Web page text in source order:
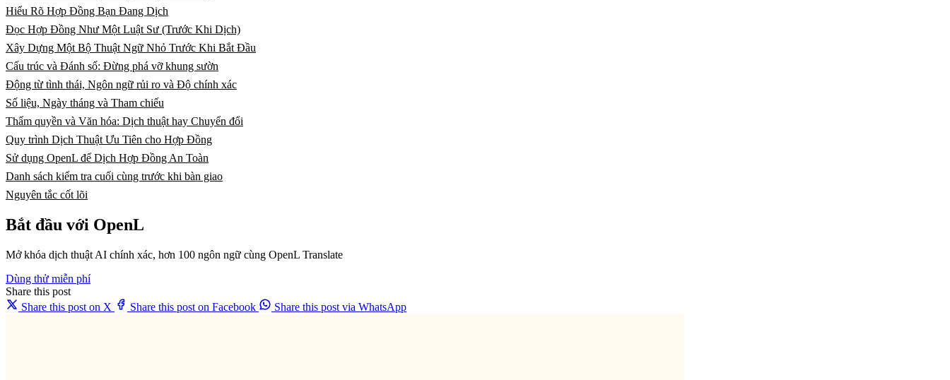
Hiểu Rõ Hợp Đồng Bạn Đang Dịch
Đọc Hợp Đồng Như Một Luật Sư (Trước Khi Dịch)
Xây Dựng Một Bộ Thuật Ngữ Nhỏ Trước Khi Bắt Đầu
Cấu trúc và Đánh số: Đừng phá vỡ khung sườn
Động từ tình thái, Ngôn ngữ rủi ro và Độ chính xác
Số liệu, Ngày tháng và Tham chiếu
Thẩm quyền và Văn hóa: Dịch thuật hay Chuyển đổi
Quy trình Dịch Thuật Ưu Tiên cho Hợp Đồng
Sử dụng OpenL để Dịch Hợp Đồng An Toàn
Danh sách kiểm tra cuối cùng trước khi bàn giao
Nguyên tắc cốt lõi
Bắt đầu với OpenL
Mở khóa dịch thuật AI chính xác, hơn 100 ngôn ngữ cùng OpenL Translate
Dùng thử miễn phí
Share this post
Share this post on X
Share this post on Facebook Share this post via WhatsApp